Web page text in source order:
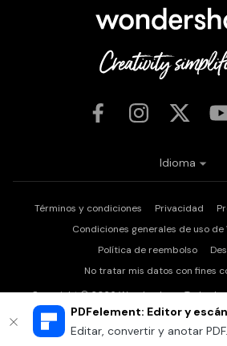
PDFelement: Editor y
Editar, convertir y anotar PDF.
Términos y condiciones Privacidad
Condiciones generales de uso
Política de reembolso
No tratar mis datos con fines
Copyright © 2026Wondershare. Todos
Idioma